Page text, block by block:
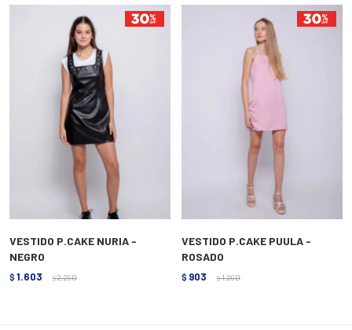
VESTIDO P.CAKE NURIA -
NEGRO
$ 1.603 $ 2.290
VESTIDO P.CAKE PUULA -
ROSADO
$ 903 $ 1.290